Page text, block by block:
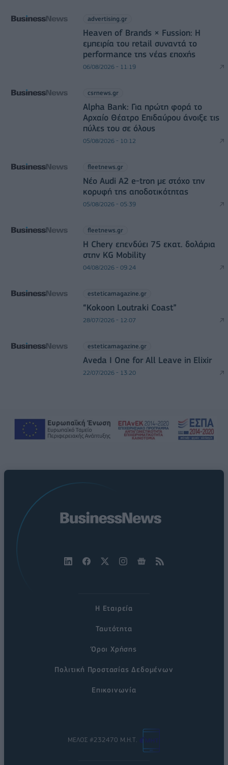
advertising.gr
Heaven of Brands × Fussion: Η
εμπειρία του retail συναντά το
performance της νέας εποχής
06/08/2026 - 11:19
csrnews.gr
Alpha Bank: Για πρώτη φορά το
Αρχαίο Θέατρο Επιδαύρου άνοιξε τις
πύλες του σε όλους
05/08/2026 - 10:12
fleetnews.gr
Νέο Audi A2 e-tron με στόχο την
κορυφή της αποδοτικότητας
05/08/2026 - 05:39
fleetnews.gr
Η Chery επενδύει 75 εκατ. δολάρια
στην KG Mobility
04/08/2026 - 09:24
esteticamagazine.gr
“Kokoon Loutraki Coast”
28/07/2026 - 12:07
esteticamagazine.gr
Aveda I One for All Leave in Elixir
22/07/2026 - 13:20
Η Εταιρεία
Ταυτότητα
Όροι Χρήσης
Πολιτική Προστασίας Δεδομένων
Επικοινωνία
ΜΕΛΟΣ #232470 Μ.Η.Τ.